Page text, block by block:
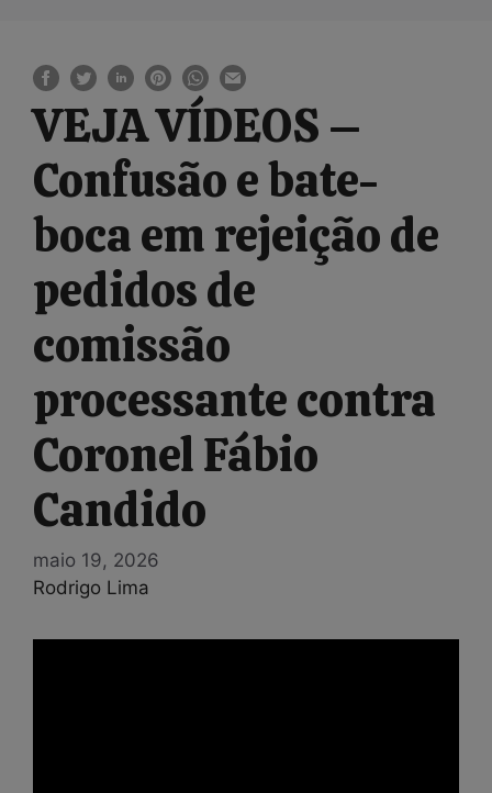
VEJA VÍDEOS –
Confusão e bate-
boca em rejeição de
pedidos de
comissão
processante contra
Coronel Fábio
Candido
maio 19, 2026
Rodrigo Lima